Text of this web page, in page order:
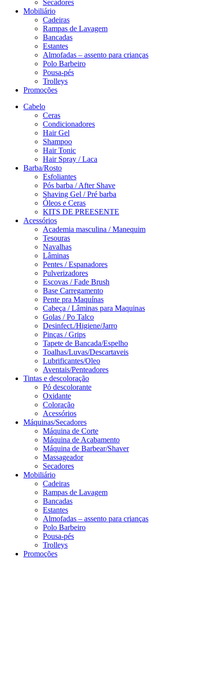
Secadores
Mobiliário
Cadeiras
Rampas de Lavagem
Bancadas
Estantes
Almofadas – assento para crianças
Polo Barbeiro
Pousa-pés
Trolleys
Promoções
Cabelo
Ceras
Condicionadores
Hair Gel
Shampoo
Hair Tonic
Hair Spray / Laca
Barba/Rosto
Esfoliantes
Pós barba / After Shave
Shaving Gel / Pré barba
Óleos e Ceras
KITS DE PREESENTE
Acessórios
Academia masculina / Manequim
Tesouras
Navalhas
Lâminas
Pentes / Espanadores
Pulverizadores
Escovas / Fade Brush
Base Carregamento
Pente pra Maquínas
Cabeça / Lâminas para Maquinas
Golas / Po Talco
Desinfect./Higiene/Jarro
Pinças / Grips
Tapete de Bancada/Espelho
Toalhas/Luvas/Descartaveis
Lubrificantes/Oleo
Aventais/Penteadores
Tintas e descoloração
Pó descolorante
Oxidante
Coloração
Acessórios
Máquinas/Secadores
Máquina de Corte
Máquina de Acabamento
Máquina de Barbear/Shaver
Massageador
Secadores
Mobiliário
Cadeiras
Rampas de Lavagem
Bancadas
Estantes
Almofadas – assento para crianças
Polo Barbeiro
Pousa-pés
Trolleys
Promoções